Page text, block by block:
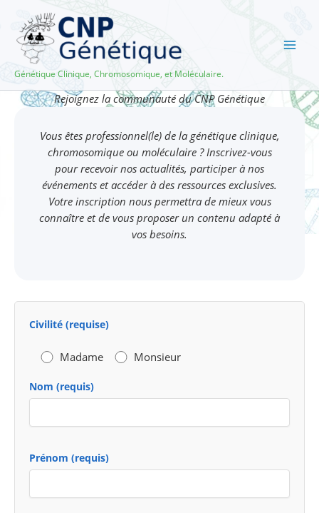
contenu
Génétique Clinique, Chromosomique, et Moléculaire.
Rejoignez la communauté du CNP Génétique
Vous êtes professionnel(le) de la génétique clinique,
chromosomique ou moléculaire ? Inscrivez-vous
pour recevoir nos actualités, participer à nos
événements et accéder à des ressources exclusives.
Votre inscription nous permettra de mieux vous
connaître et de vous proposer un contenu adapté à
vos besoins.
Civilité (requise)
Madame Monsieur
Nom (requis)
Prénom (requis)